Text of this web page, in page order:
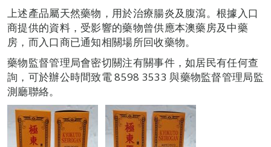
上述產品屬天然藥物，用於治療腸炎及腹瀉。根據入口
商提供的資料，受影響的藥物曾供應本澳藥房及中藥
房，而入口商已通知相關場所回收藥物。
藥物監督管理局會密切關注有關事件，如居民有任何查
詢，可於辦公時間致電 8598 3533 與藥物監督管理局監
測廳聯絡。